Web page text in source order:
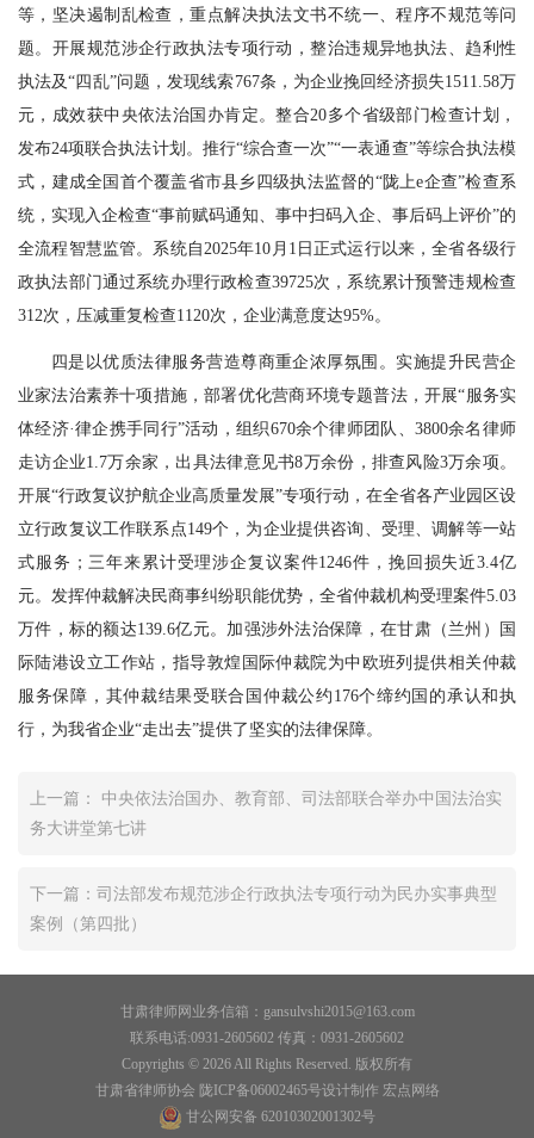
等，坚决遏制乱检查，重点解决执法文书不统一、程序不规范等问
题。开展规范涉企行政执法专项行动，整治违规异地执法、趋利性
执法及“四乱”问题，发现线索767条，为企业挽回经济损失1511.58万
元，成效获中央依法治国办肯定。整合20多个省级部门检查计划，
发布24项联合执法计划。推行“综合查一次”“一表通查”等综合执法模
式，建成全国首个覆盖省市县乡四级执法监督的“陇上e企查”检查系
统，实现入企检查“事前赋码通知、事中扫码入企、事后码上评价”的
全流程智慧监管。系统自2025年10月1日正式运行以来，全省各级行
政执法部门通过系统办理行政检查39725次，系统累计预警违规检查
312次，压减重复检查1120次，企业满意度达95%。
四是以优质法律服务营造尊商重企浓厚氛围。实施提升民营企
业家法治素养十项措施，部署优化营商环境专题普法，开展“服务实
体经济·律企携手同行”活动，组织670余个律师团队、3800余名律师
走访企业1.7万余家，出具法律意见书8万余份，排查风险3万余项。
开展“行政复议护航企业高质量发展”专项行动，在全省各产业园区设
立行政复议工作联系点149个，为企业提供咨询、受理、调解等一站
式服务；三年来累计受理涉企复议案件1246件，挽回损失近3.4亿
元。发挥仲裁解决民商事纠纷职能优势，全省仲裁机构受理案件5.03
万件，标的额达139.6亿元。加强涉外法治保障，在甘肃（兰州）国
际陆港设立工作站，指导敦煌国际仲裁院为中欧班列提供相关仲裁
服务保障，其仲裁结果受联合国仲裁公约176个缔约国的承认和执
行，为我省企业“走出去”提供了坚实的法律保障。
上一篇： 中央依法治国办、教育部、司法部联合举办中国法治实
务大讲堂第七讲
下一篇：司法部发布规范涉企行政执法专项行动为民办实事典型
案例（第四批）
甘肃律师网业务信箱：gansulvshi2015@163.com
联系电话:0931-2605602 传真：0931-2605602
Copyrights © 2026 All Rights Reserved. 版权所有
甘肃省律师协会 陇ICP备06002465号设计制作 宏点网络
甘公网安备 62010302001302号